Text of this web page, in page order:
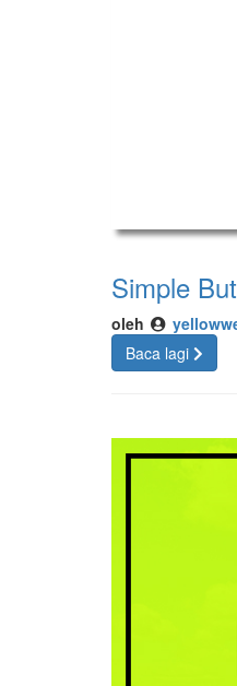
Simple
oleh
Baca lagi